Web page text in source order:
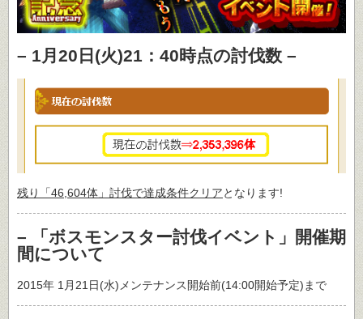
– 1月20日(火)21：40時点の討伐数 –
残り「46,604体」討伐で達成条件クリアとなります!
– 「ボスモンスター討伐イベント」開催期
間について
2015年 1月21日(水)メンテナンス開始前(14:00開始予定)まで